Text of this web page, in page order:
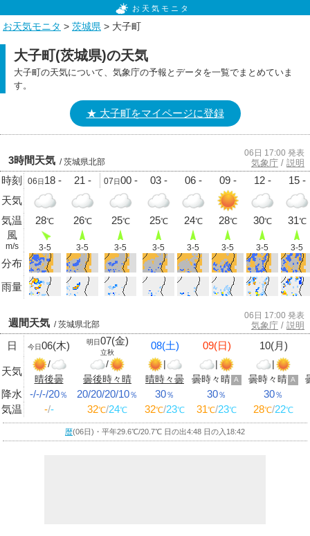
お天気モニタ
お天気モニタ > 茨城県 > 大子町
大子町(茨城県)の天気
大子町の天気について、気象庁の予報とデータを一覧でまとめていま
す。
★ 大子町をマイページに登録
3時間天気 / 茨城県北部
06日 17:00 発表
気象庁 / 説明
時刻 06日 18 - 21 - 07日00 - 03 - 06 - 09 - 12 -
15 -
天気
気温
28℃ 26℃ 25℃ 25℃ 24℃ 28℃ 30℃ 31℃
風
m/s 3-5 3-5 3-5 3-5 3-5 3-5 3-5 3-5
分布
雨量
週間天気 / 茨城県北部
06日 17:00 発表
気象庁 / 説明
日 今日06(木) 明日07(金)
立秋
08(土) 09(日) 10(月)
天気
/
晴後曇
/
曇後時々晴
|
晴時々曇
|
曇時々晴 A
|
曇時々晴 A
降水 -/-/-/20％ 20/20/20/10％ 30％ 30％ 30％
気温 -/- 32℃/24℃ 32℃/23℃ 31℃/23℃ 28℃/22℃
暦(06日)・平年29.6℃/20.7℃ 日の出4:48 日の入18:42